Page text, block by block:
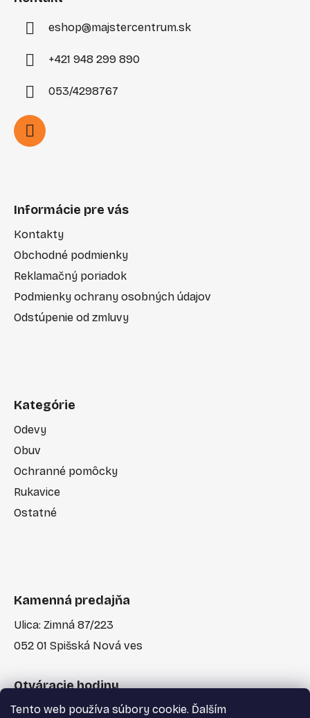
Tento web používa súbory cookie. Ďalším
eshop@majstercentrum.sk
+421 948 299 890
053/4298767
Informácie pre vás
Kontakty
Obchodné podmienky
Reklamačný poriadok
Podmienky ochrany osobných údajov
Odstúpenie od zmluvy
Kategórie
Odevy
Obuv
Ochranné pomôcky
Rukavice
Ostatné
Kamenná predajňa
Ulica: Zimná 87/223
052 01 Spišská Nová ves
Otváracie hodiny
Po-Pia: 7:30 - 17:00